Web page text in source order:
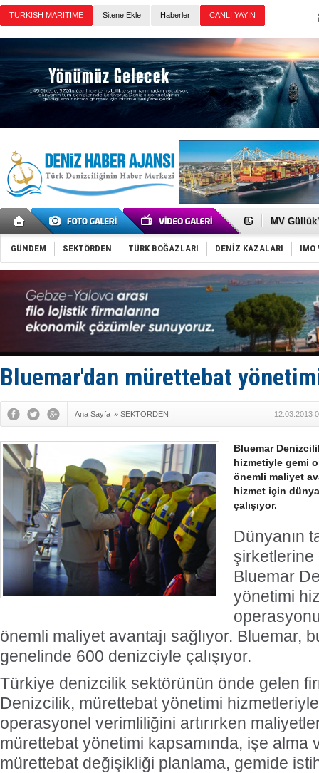
TURKISH MARITIME Sitene Ekle Haberler CANLI YAYIN
Şahika
MV
Denizde
Füze ve
İran
Uzmanlar
Gemi
Makine
Dron
'REGAL
Gemide 5
Yakıt
GÜNDEM SEKTÖRDEN TÜRK BOĞAZLARI DENİZ KAZALARI IMO
Bluemar'dan mürettebat
Ana Sayfa » SEKTÖRDEN 12.03.2013
Bluemar
hizmetiyle gemi
önemli maliyet
hizmet için
çalışıyor.
Dünyanın
şirketlerine
Bluemar
yönetimi
önemli maliyet avantajı sağlıyor. Bluemar,
genelinde 600 denizciyle çalışıyor.
Türkiye denizcilik sektörünün önde gelen
Denizcilik, mürettebat yönetimi
operasyonel verimliliğini artırırken
mürettebat yönetimi kapsamında, işe alma
mürettebat değişikliği planlama, gemide